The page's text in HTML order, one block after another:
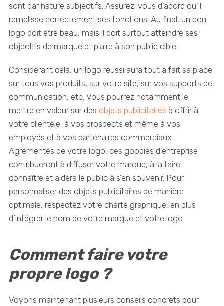
sont par nature subjectifs. Assurez-vous d’abord qu’il
remplisse correctement ses fonctions. Au final, un bon
logo doit être beau, mais il doit surtout atteindre ses
objectifs de marque et plaire à son public cible.
Considérant cela, un logo réussi aura tout à fait sa place
sur tous vos produits, sur votre site, sur vos supports de
communication, etc. Vous pourrez notamment le
mettre en valeur sur des objets publicitaires à offrir à
votre clientèle, à vos prospects et même à vos
employés et à vos partenaires commerciaux.
Agrémentés de votre logo, ces goodies d’entreprise
contribueront à diffuser votre marque, à la faire
connaître et aidera le public à s’en souvenir. Pour
personnaliser des objets publicitaires de manière
optimale, respectez votre charte graphique, en plus
d’intégrer le nom de votre marque et votre logo.
Comment faire votre
propre logo ?
Voyons maintenant plusieurs conseils concrets pour